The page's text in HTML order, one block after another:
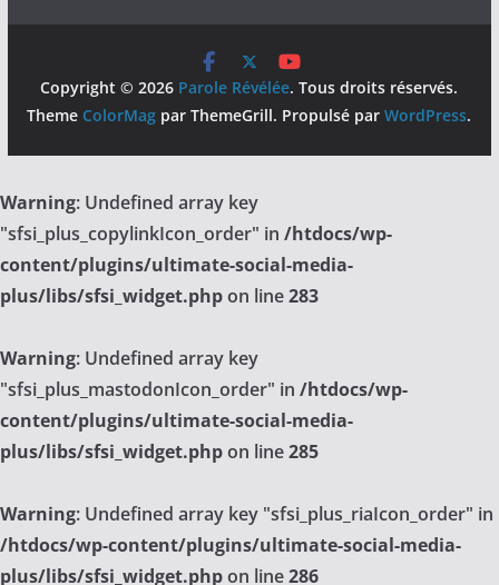
Copyright © 2026 Parole Révélée. Tous droits réservés.
Theme ColorMag par ThemeGrill. Propulsé parWordPress.
Warning: Undefined array key
"sfsi_plus_copylinkIcon_order" in /htdocs/wp-
content/plugins/ultimate-social-media-
plus/libs/sfsi_widget.phpon line283
Warning: Undefined array key
"sfsi_plus_mastodonIcon_order" in /htdocs/wp-
content/plugins/ultimate-social-media-
plus/libs/sfsi_widget.phpon line285
Warning: Undefined array key "sfsi_plus_riaIcon_order" in
/htdocs/wp-content/plugins/ultimate-social-media-
plus/libs/sfsi_widget.phpon line286